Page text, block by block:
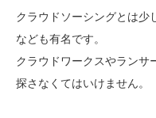
クラウドソーシングとは少
なども有名です。
クラウドワークスやランサ
探さなくてはいけません。